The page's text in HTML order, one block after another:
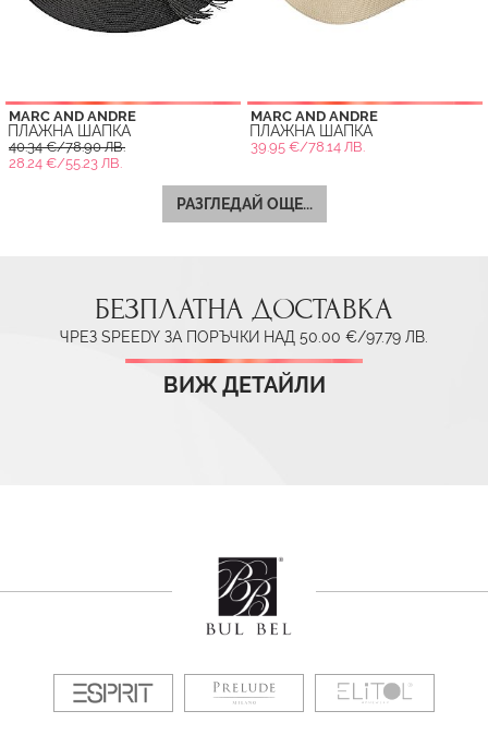
MARC AND ANDRE
ПЛАЖНА ШАПКА
40.34 €/78.90 ЛВ.
28.24 €/55.23 ЛВ.
MARC AND ANDRE
ПЛАЖНА ШАПКА
39.95 €/78.14 ЛВ.
РАЗГЛЕДАЙ ОЩЕ...
БЕЗПЛАТНА ДОСТАВКА
ЧРЕЗ SPEEDY ЗА ПОРЪЧКИ НАД 50.00 €/97.79 ЛВ.
ВИЖ ДЕТАЙЛИ